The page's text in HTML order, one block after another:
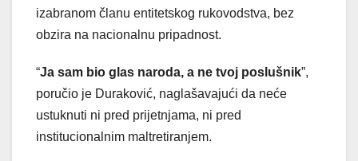
izabranom članu entitetskog rukovodstva, bez
obzira na nacionalnu pripadnost.
“Ja sam bio glas naroda, a ne tvoj poslušnik”,
poručio je Duraković, naglašavajući da neće
ustuknuti ni pred prijetnjama, ni pred
institucionalnim maltretiranjem.